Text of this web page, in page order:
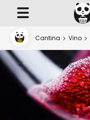
Cantina Vino